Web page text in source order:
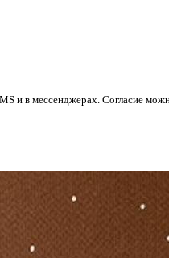
и в мессенджерах. Согласие